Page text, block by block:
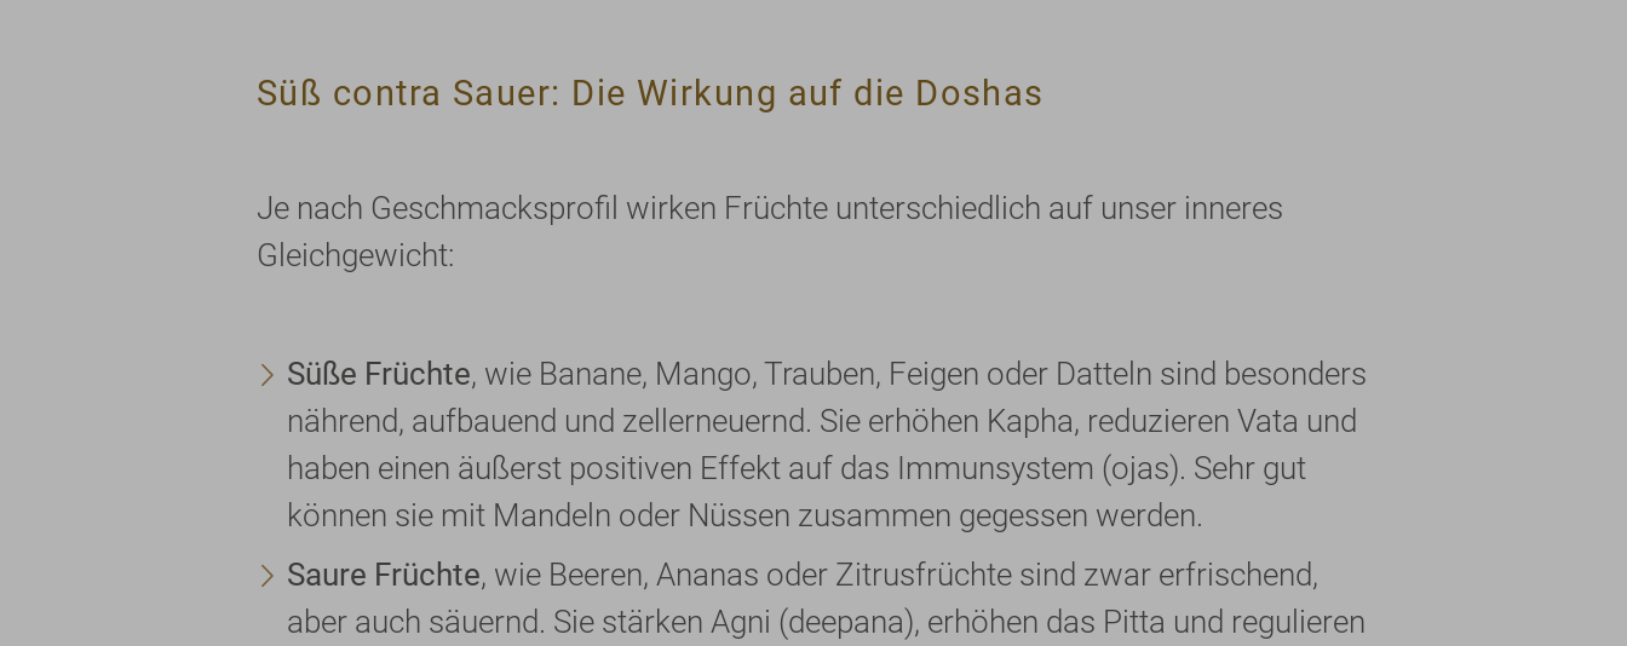
Süß contra Sauer: Die Wirkung auf die Doshas
Je nach Geschmacksprofil wirken Früchte unterschiedlich auf unser inneres
Gleichgewicht:
Süße Früchte, wie Banane, Mango, Trauben, Feigen oder Datteln sind besonders
nährend, aufbauend und zellerneuernd. Sie erhöhen Kapha, reduzieren Vata und
haben einen äußerst positiven Effekt auf das Immunsystem (ojas). Sehr gut
können sie mit Mandeln oder Nüssen zusammen gegessen werden.
Saure Früchte, wie Beeren, Ananas oder Zitrusfrüchte sind zwar erfrischend,
aber auch säuernd. Sie stärken Agni (deepana), erhöhen das Pitta und regulieren